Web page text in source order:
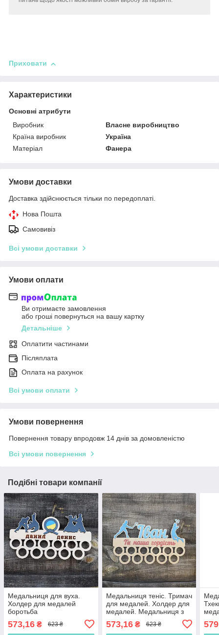
Приховати
Характеристики
Основні атрибути
Виробник
Власне виробництво
Країна виробник
Україна
Матеріал
Фанера
Умови доставки
Доставка здійснюється тільки по передоплаті.
Нова Пошта
Самовивіз
Всі умови доставки
Умови оплати
Ви отримаєте замовлення
або гроші повернуться на вашу картку
Детальніше
Оплатити частинами
Післяплата
Оплата на рахунок
Всі умови оплати
Умови повернення
Повернення товару впродовж 14 днів за домовленістю
Всі умови повернення
Подібні товари компанії
Медальниця для вуха.
Холдер для медалей
боротьба
573,16 ₴ 623 ₴
Медальниця теніс. Тримач
для медалей. Холдер для
медалей. Медальниця з
573,16₴ 623 ₴